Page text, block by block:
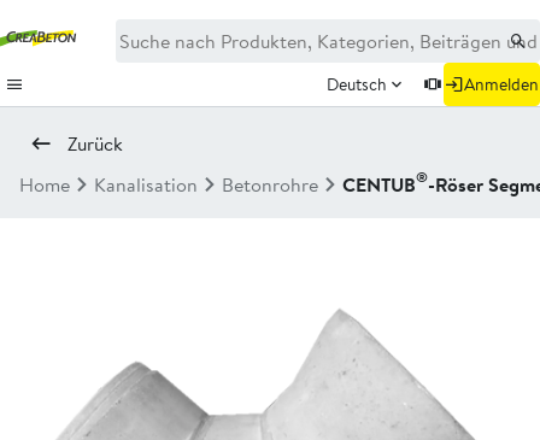
Deutsch Anmelden
Zurück
Home
Kanalisation Betonrohre CENTUB®-Röser